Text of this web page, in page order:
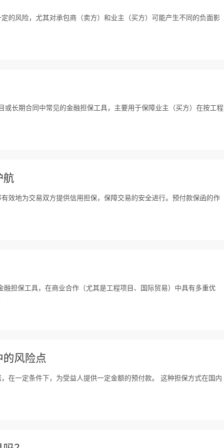
的风险，尤其对承包商（卖方）和业主（买方）可能产生不同的负面影
长期合同中常见的金融担保工具，主要用于保障业主（买方）在按工程
航
效地为交易双方提供信用担保，保障交易的安全进行。预付款保函的作
担保工具，在商业合作（尤其是工程项目、国际贸易）中具有多重优
的风险点
在一定条件下，为受益人提供一定金额的预付款。 这种担保方式在国内